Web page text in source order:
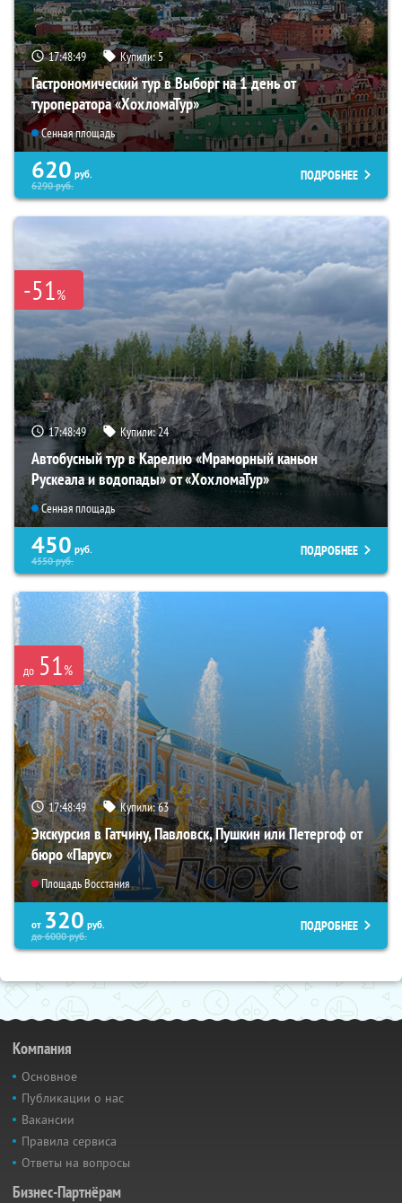
17:48:48 Купили:5
Гастрономический тур в Выборг на 1 день от
туроператора «ХохломаТур»
Сенная площадь
620 руб.
6290руб.
ПОДРОБНЕЕ
-51%
17:48:48 Купили:24
Автобусный тур в Карелию «Мраморный каньон
Рускеала и водопады» от «ХохломаТур»
Сенная площадь
450 руб.
4550руб.
ПОДРОБНЕЕ
до 51%
17:48:48 Купили:63
Экскурсия в Гатчину, Павловск, Пушкин или Петергоф от
бюро «Парус»
Площадь Восстания
от 320 руб.
до6000руб.
ПОДРОБНЕЕ
Компания
Основное
Публикации о нас
Вакансии
Правила сервиса
Ответы на вопросы
Бизнес-Партнёрам